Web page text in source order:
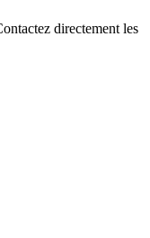
directement les